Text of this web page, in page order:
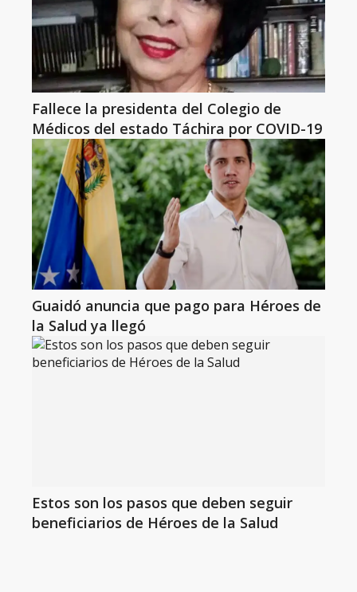
Fallece la presidenta del Colegio de
Médicos del estado Táchira por COVID-19
Guaidó anuncia que pago para Héroes de
la Salud ya llegó
Estos son los pasos que deben seguir
beneficiarios de Héroes de la Salud